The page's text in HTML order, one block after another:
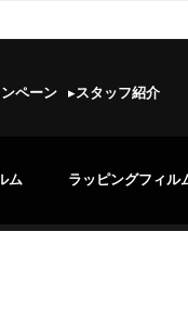
ペーン ▸スタッフ紹介
ム ラッピングフィル